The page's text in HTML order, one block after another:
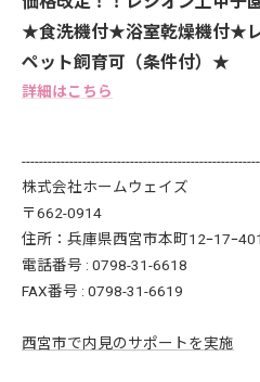
★食洗機付★浴室乾燥機付★
ペット飼育可（条件付）★
詳細はこちら
株式会社ホームウェイズ
〒662-0914
住所：兵庫県西宮市本町12ｰ17ｰ401
電話番号 : 0798-31-6618
FAX番号 : 0798-31-6619
西宮市で内見のサポートを実施